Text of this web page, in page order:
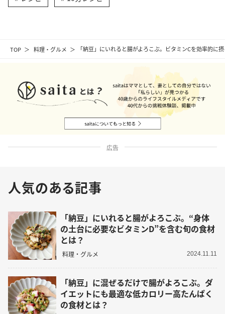
TOP 料理・グルメ 「納豆」にいれると腸がよろこぶ。ビタミンCを効率的に
広告
人気のある記事
「納豆」にいれると腸がよろこぶ。“身体
の土台に必要なビタミンD”を含む旬の食材
とは？
料理・グルメ 2024.11.11
「納豆」に混ぜるだけで腸がよろこぶ。ダ
イエットにも最適な低カロリー高たんぱく
の食材とは？